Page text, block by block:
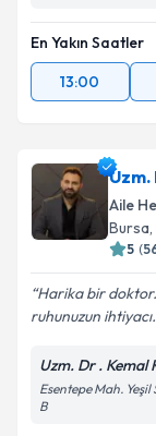
En Yakın Saatler
13:00
Uzm.
Aile
Bursa,
5 (
Harika bir
ruhunuzun
Uzm. Dr . Kemal
Esentepe Mah.
B